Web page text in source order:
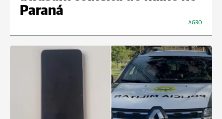
Paraná
AGRO